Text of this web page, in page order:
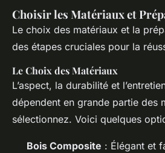
Choisir les Matériaux et
Le choix des matériaux et la
des étapes cruciales pour la
Le Choix des Matériaux
L’aspect, la durabilité et
dépendent en grande partie des
sélectionnez. Voici quelques
Bois Composite : Élégant et